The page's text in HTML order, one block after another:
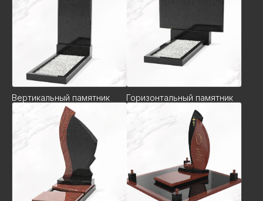
Вертикальный памятник Горизонтальный памятник